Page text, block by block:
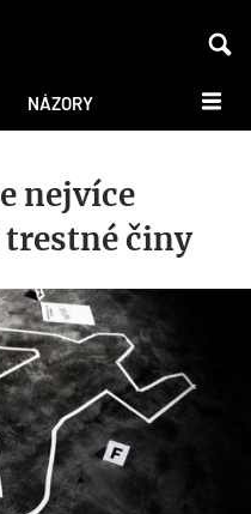
NÁZORY DALŠÍ
nejvíce
činy